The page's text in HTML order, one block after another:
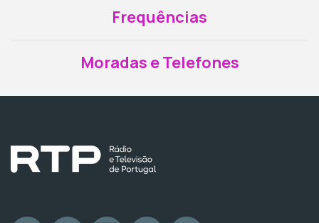
Frequências
Moradas e Telefones